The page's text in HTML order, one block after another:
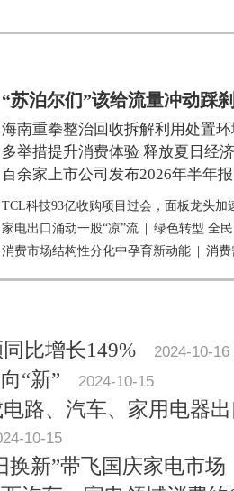
“苏泊尔们”该给流量冲动踩
海南重拳整治回收拆解利用处置
多举措提升消费体验 释放夏日经
百余家上市公司发布2026年半年报
TCL科技93亿收购项目过会，面板龙头加
家电出口涌动一股“凉”流
绿色转型 全
消费市场结构性分化中孕育新动能
消费
比增长149% 2024-10-16
“新” 2024-10-15
路、汽车、家用电器
10-15
换新”带飞国庆家电市场